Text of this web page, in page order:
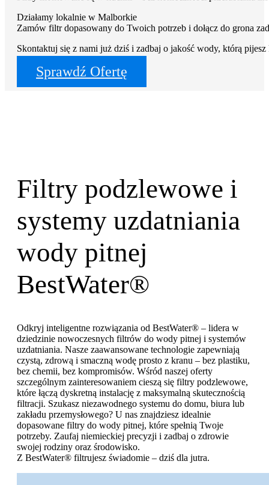
Filtry turystyczne na wycieczki i outdoor
Działamy lokalnie w Malborkie
Zamów filtr dopasowany do Twoich potrzeb i dołącz do grona
Skontaktuj się z nami już dziś i zadbaj o jakość wody, którą pijesz
Sprawdź Ofertę
Filtry podzlewowe i
systemy uzdatniania
wody pitnej
BestWater®
Odkryj inteligentne rozwiązania od BestWater® – lidera w
dziedzinie nowoczesnych filtrów do wody pitnej i systemów
uzdatniania. Nasze zaawansowane technologie zapewniają
czystą, zdrową i smaczną wodę prosto z kranu – bez plastiku,
bez chemii, bez kompromisów. Wśród naszej oferty
szczególnym zainteresowaniem cieszą się filtry podzlewowe,
które łączą dyskretną instalację z maksymalną skutecznością
filtracji. Szukasz niezawodnego systemu do domu, biura lub
zakładu przemysłowego? U nas znajdziesz idealnie
dopasowane filtry do wody pitnej, które spełnią Twoje
potrzeby. Zaufaj niemieckiej precyzji i zadbaj o zdrowie
swojej rodziny oraz środowisko.
Z BestWater® filtrujesz świadomie – dziś dla jutra.